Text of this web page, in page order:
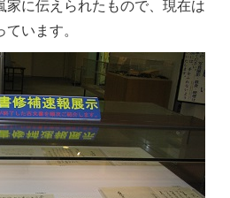
に伝えられたもので、現在は
います。